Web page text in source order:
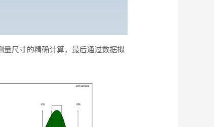
尺寸的精确计算，最后通过数据拟